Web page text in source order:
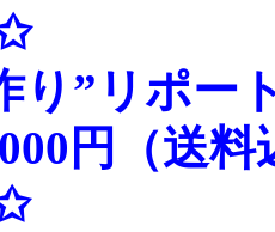
り”リポー
円（送